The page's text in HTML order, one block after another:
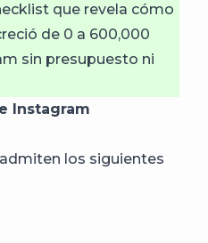
que revela cómo
de 0 a 600,000
sin presupuesto ni
Instagram
los siguientes